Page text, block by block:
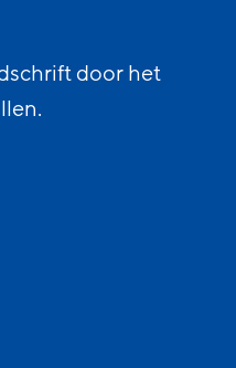
door het